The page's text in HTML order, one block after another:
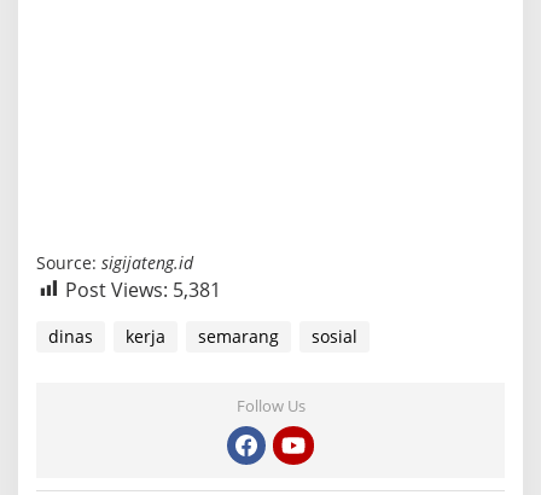
Source: sigijateng.id
Post Views: 5,381
dinas kerja semarang sosial
Follow Us